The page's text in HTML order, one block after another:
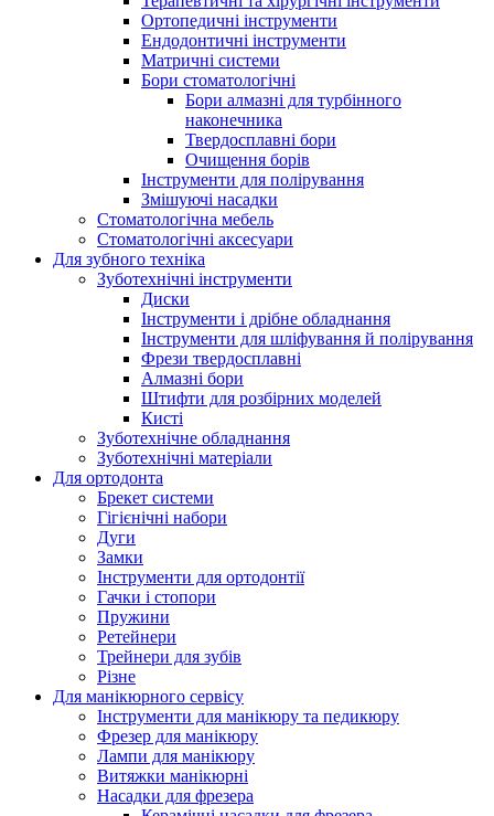
Ортопедичні інструменти
Ендодонтичні інструменти
Матричні системи
Бори стоматологічні
Бори алмазні для турбінного
наконечника
Твердосплавні бори
Очищення борів
Інструменти для полірування
Змішуючі насадки
Стоматологічна мебель
Стоматологічні аксесуари
Для зубного техніка
Зуботехнічні інструменти
Диски
Інструменти і дрібне обладнання
Інструменти для шліфування й полірування
Фрези твердосплавні
Алмазні бори
Штифти для розбірних моделей
Кисті
Зуботехнічне обладнання
Зуботехнічні матеріали
Для ортодонта
Брекет системи
Гігієнічні набори
Дуги
Замки
Інструменти для ортодонтії
Гачки і стопори
Пружини
Ретейнери
Трейнери для зубів
Різне
Для манікюрного сервісу
Інструменти для манікюру та педикюру
Фрезер для манікюру
Лампи для манікюру
Витяжки манікюрні
Насадки для фрезера